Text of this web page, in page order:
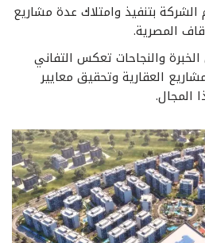
الشركة بتنفيذ وامتلاك عدة مشاريع
المصرية.
والنجاحات تعكس التفاني
العقارية وتحقيق معايير
المجال.